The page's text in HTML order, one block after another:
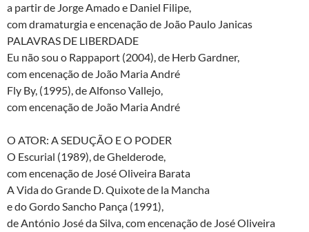
a partir de Jorge Amado e Daniel Filipe,
com dramaturgia e encenação de João Paulo Janicas
PALAVRAS DE LIBERDADE
Eu não sou o Rappaport (2004), de Herb Gardner,
com encenação de João Maria André
Fly By, (1995), de Alfonso Vallejo,
com encenação de João Maria André
O ATOR: A SEDUÇÃO E O PODER
O Escurial (1989), de Ghelderode,
com encenação de José Oliveira Barata
A Vida do Grande D. Quixote de la Mancha
e do Gordo Sancho Pança (1991),
de António José da Silva, com encenação de José Oliveira